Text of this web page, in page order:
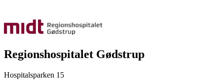
Regionshospitalet Gødstrup
Hospitalsparken 15